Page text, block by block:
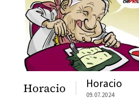
Horacio Horacio
09.07.2024